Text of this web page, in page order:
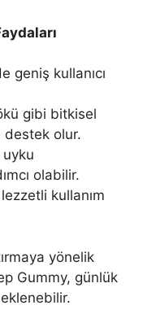
geniş kullanıcı
gibi bitkisel
destek olur.
uyku
olabilir.
kullanım
yönelik
Gummy, günlük